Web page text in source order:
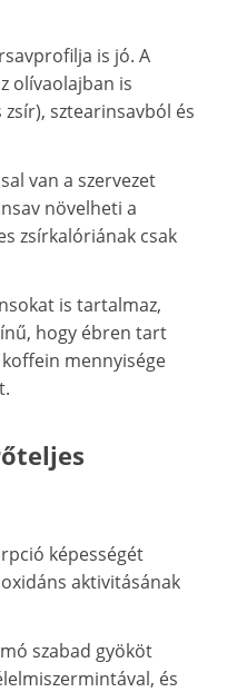
is jó. A
olívaolajban is
sztearinsavból és
van a szervezet
növelheti a
zsírkalóriának csak
is tartalmaz,
hogy ébren tart
mennyisége
képességét
aktivitásának
szabad gyököt
és